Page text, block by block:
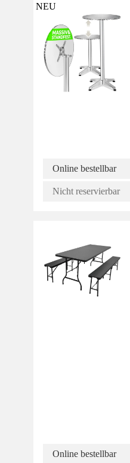
NEU
Online bestellbar
Nicht reservierbar
Online bestellbar